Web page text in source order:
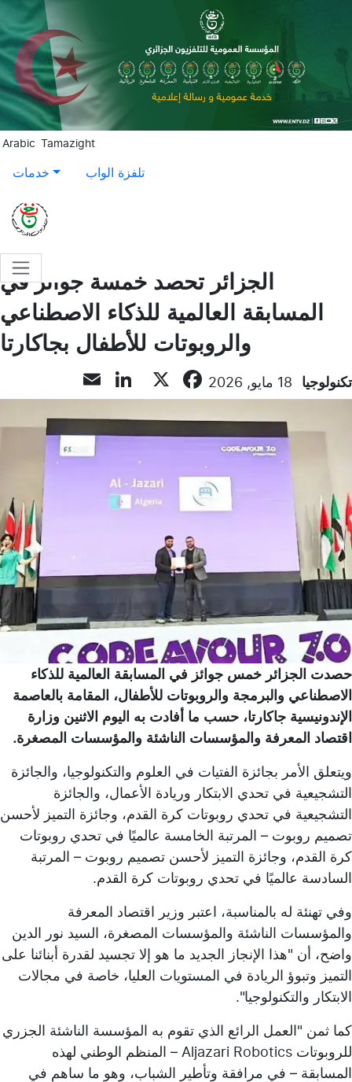
Aller au contenu principal
Arabic Tamazight
خدمات تلفزة الواب
الجزائر تحصد خمسة جوائز في
المسابقة العالمية للذكاء الاصطناعي
والروبوتات للأطفال بجاكارتا
تكنولوجيا 18 مايو, 2026 Facebook
LinkedIn
حصدت الجزائر خمس جوائز في المسابقة العالمية للذكاء
الاصطناعي والبرمجة والروبوتات للأطفال، المقامة بالعاصمة
الإندونيسية جاكارتا، حسب ما أفادت به اليوم الاثنين وزارة
اقتصاد المعرفة والمؤسسات الناشئة والمؤسسات المصغرة.
ويتعلق الأمر بجائزة الفتيات في العلوم والتكنولوجيا، والجائزة
التشجيعية في تحدي الابتكار وريادة الأعمال، والجائزة
التشجيعية في تحدي روبوتات كرة القدم، وجائزة التميز لأحسن
تصميم روبوت – المرتبة الخامسة عالميًا في تحدي روبوتات
كرة القدم، وجائزة التميز لأحسن تصميم روبوت – المرتبة
السادسة عالميًا في تحدي روبوتات كرة القدم.
وفي تهنئة له بالمناسبة، اعتبر وزير اقتصاد المعرفة
والمؤسسات الناشئة والمؤسسات المصغرة، السيد نور الدين
واضح، أن "هذا الإنجاز الجديد ما هو إلا تجسيد لقدرة أبنائنا على
التميز وتبوؤ الريادة في المستويات العليا، خاصة في مجالات
الابتكار والتكنولوجيا".
كما ثمن "العمل الرائع الذي تقوم به المؤسسة الناشئة الجزري
للروبوتات Aljazari Robotics – المنظم الوطني لهذه
المسابقة – في مرافقة وتأطير الشباب، وهو ما ساهم في